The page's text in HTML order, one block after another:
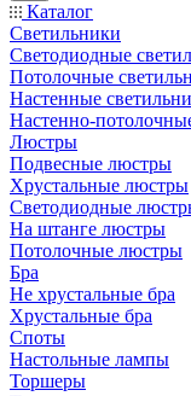
Каталог
Светильники
Светодиодные
Потолочные
Настенные
Настенно-
Люстры
Подвесные люстры
Хрустальные люстры
Светодиодные
На штанге люстры
Потолочные люстры
Бра
Не хрустальные бра
Хрустальные бра
Споты
Настольные лампы
Торшеры